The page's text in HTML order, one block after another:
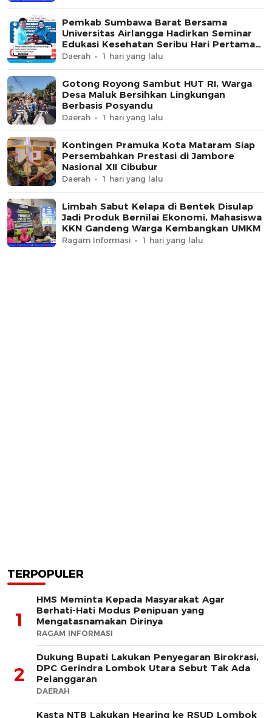
Pemkab Sumbawa Barat Bersama
Universitas Airlangga Hadirkan Seminar
Edukasi Kesehatan Seribu Hari Pertama
Kehidupan
Daerah 1 hari yang lalu
Gotong Royong Sambut HUT RI, Warga
Desa Maluk Bersihkan Lingkungan
Berbasis Posyandu
Daerah 1 hari yang lalu
Kontingen Pramuka Kota Mataram Siap
Persembahkan Prestasi di Jambore
Nasional XII Cibubur
Daerah 1 hari yang lalu
Limbah Sabut Kelapa di Bentek Disulap
Jadi Produk Bernilai Ekonomi, Mahasiswa
KKN Gandeng Warga Kembangkan UMKM
Ragam Informasi 1 hari yang lalu
TERPOPULER
1
HMS Meminta Kepada Masyarakat Agar
Berhati-Hati Modus Penipuan yang
Mengatasnamakan Dirinya
RAGAM INFORMASI
2
Dukung Bupati Lakukan Penyegaran Birokrasi,
DPC Gerindra Lombok Utara Sebut Tak Ada
Pelanggaran
DAERAH
Kasta NTB Lakukan Hearing ke RSUD Lombok